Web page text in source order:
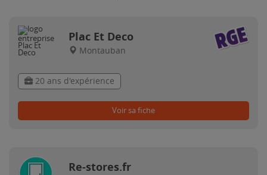
Plac Et Deco
Montauban
20 ans d'expérience
Voir sa fiche
Re-stores.fr